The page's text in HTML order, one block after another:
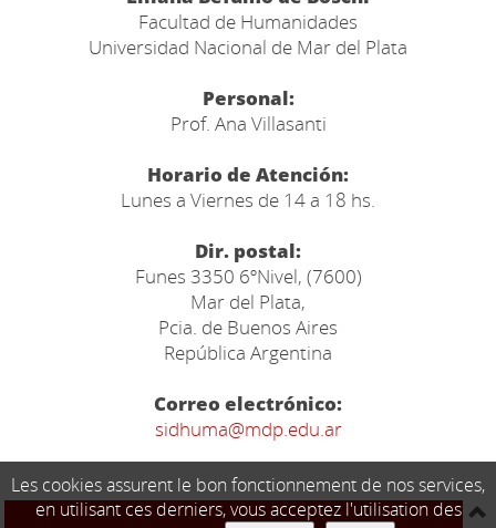
Facultad de Humanidades
Universidad Nacional de Mar del Plata
Personal:
Prof. Ana Villasanti
Horario de Atención:
Lunes a Viernes de 14 a 18 hs.
Dir. postal:
Funes 3350 6ºNivel, (7600)
Mar del Plata,
Pcia. de Buenos Aires
República Argentina
Correo electrónico:
sidhuma@mdp.edu.ar
Les cookies assurent le bon fonctionnement de nos services,
en utilisant ces derniers, vous acceptez l'utilisation des